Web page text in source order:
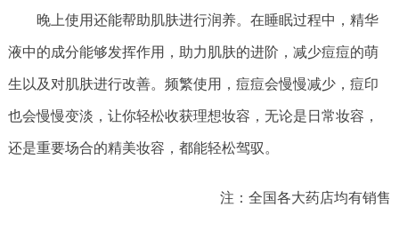
晚上使用还能帮助肌肤进行润养。在睡眠过程中，精华
液中的成分能够发挥作用，助力肌肤的进阶，减少痘痘的萌
生以及对肌肤进行改善。频繁使用，痘痘会慢慢减少，痘印
也会慢慢变淡，让你轻松收获理想妆容，无论是日常妆容，
还是重要场合的精美妆容，都能轻松驾驭。
注：全国各大药店均有销售